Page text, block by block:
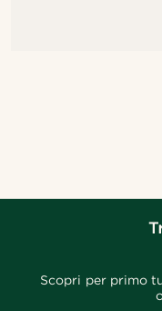
Scopri per primo